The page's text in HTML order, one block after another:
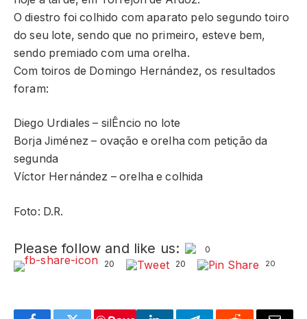
O diestro foi colhido com aparato pelo segundo toiro
do seu lote, sendo que no primeiro, esteve bem,
sendo premiado com uma orelha.
Com toiros de Domingo Hernández, os resultados
foram:
Diego Urdiales – silÊncio no lote
Borja Jiménez – ovação e orelha com petição da
segunda
Víctor Hernández – orelha e colhida
Foto: D.R.
Please follow and like us:
0
20
20 20